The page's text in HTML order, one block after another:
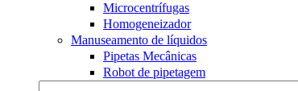
Microcentrífugas
Homogeneizador
Manuseamento de líquidos
Pipetas Mecânicas
Robot de pipetagem